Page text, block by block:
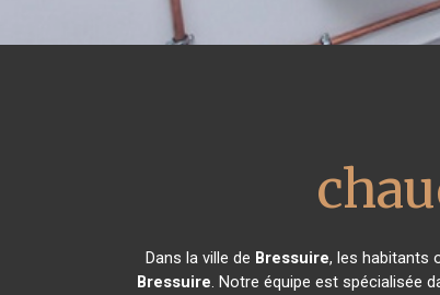
Dans la ville de Bressuire, les habitants
Bressuire. Notre équipe est spécialisée